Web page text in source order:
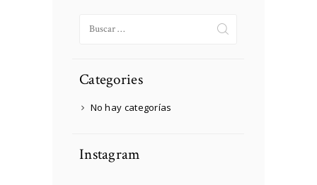
Categories
No hay categorías
Instagram